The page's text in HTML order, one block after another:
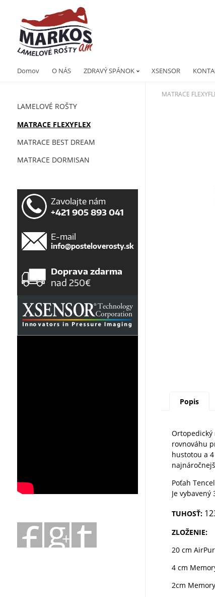
Domov O NÁS ZDRAVÝ SPÁNOK XSENSOR
LAMELOVÉ ROŠTY
MATRACE FLEXYFLEX
MATRACE BEST DREAM
MATRACE DORMISAN
MATRACE
Popis
Ortopedický
rovnováhu
hustotou a
Poťah
Je
TUHOSŤ:
ZLOŽENIE:
20 cm
4 cm
2cm